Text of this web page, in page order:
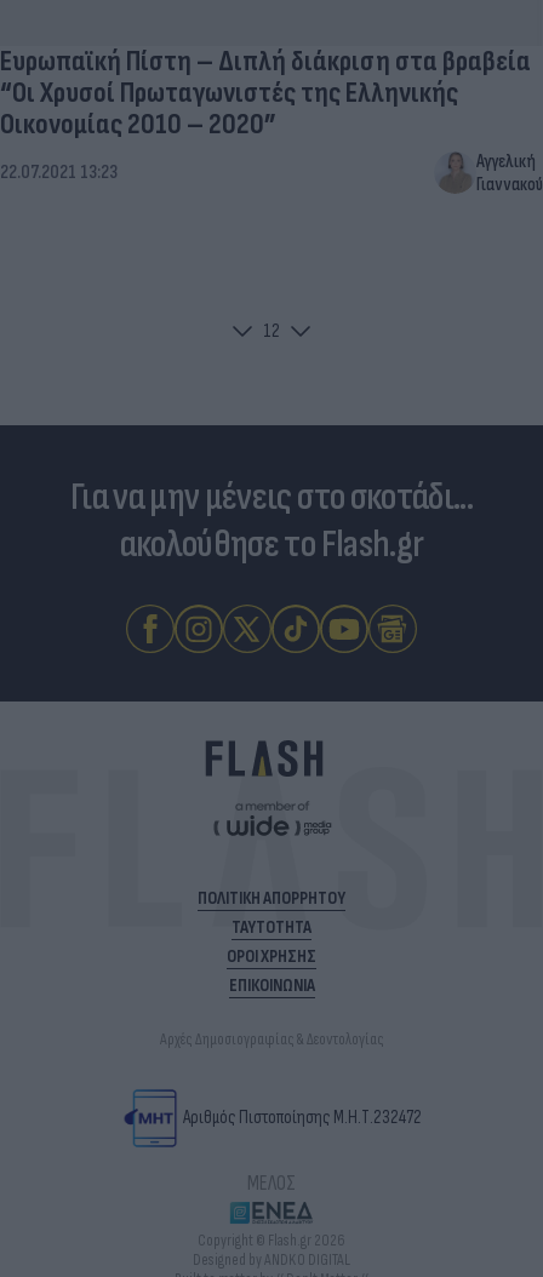
Ευρωπαϊκή Πίστη – Διπλή διάκριση στα βραβεία
“Οι Χρυσοί Πρωταγωνιστές της Ελληνικής
Οικονομίας 2010 – 2020”
22.07.2021 13:23
Αγγελική
Γιαννακού
12
Για να μην μένεις στο σκοτάδι...
ακολούθησε το Flash.gr
ΠΟΛΙΤΙΚΗ ΑΠΟΡΡΗΤΟΥ
ΤΑΥΤΟΤΗΤΑ
ΟΡΟΙ ΧΡΗΣΗΣ
ΕΠΙΚΟΙΝΩΝΙΑ
Αρχές Δημοσιογραφίας & Δεοντολογίας
Αριθμός Πιστοποίησης Μ.Η.Τ.232472
ΜΕΛΟΣ
Copyright © Flash.gr 2026
Designed by ANDKO DIGITAL